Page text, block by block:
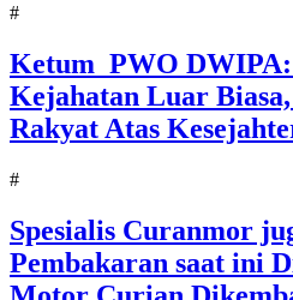
#
Ketum PWO
Kejahatan Luar
Rakyat Atas
#
Spesialis Curanmor
Pembakaran saat ini